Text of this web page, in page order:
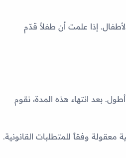
من الأطفال. إذا علمت أن طفلاً قدّم
بعد انتهاء هذه المدة، نقوم
وفقاً للمتطلبات القانونية.